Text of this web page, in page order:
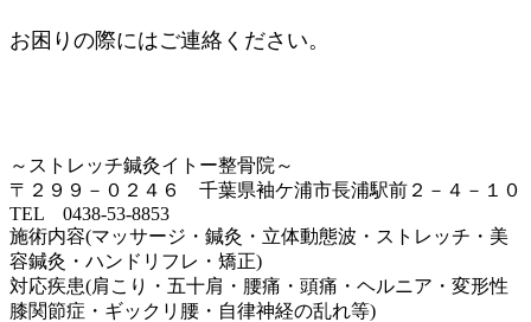
お困りの際にはご連絡ください。
～ストレッチ鍼灸イトー整骨院～
〒２９９－０２４６ 千葉県袖ケ浦市長浦駅前２－４－１０
TEL 0438-53-8853
施術内容(マッサージ・鍼灸・立体動態波・ストレッチ・美
容鍼灸・ハンドリフレ・矯正)
対応疾患(肩こり・五十肩・腰痛・頭痛・ヘルニア・変形性
膝関節症・ギックリ腰・自律神経の乱れ等)